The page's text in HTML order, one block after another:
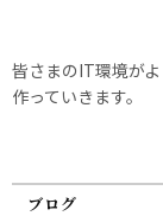
皆さまのIT環境が
作っていきます。
ブログ